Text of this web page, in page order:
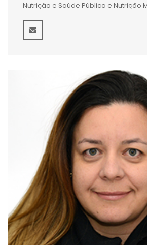
Nutrição e Saúde Pública e Nutrição